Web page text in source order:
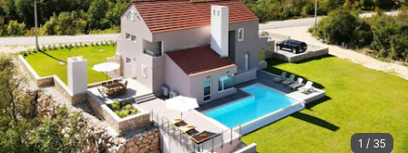
1 / 35